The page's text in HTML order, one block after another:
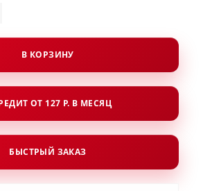
В КОРЗИНУ
ОТ 127 Р. В МЕСЯЦ
БЫСТРЫЙ ЗАКАЗ